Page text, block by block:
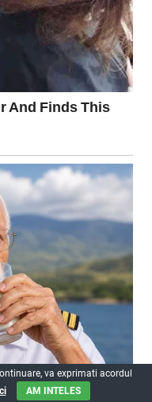
va exprimati acordul
AM INTELES